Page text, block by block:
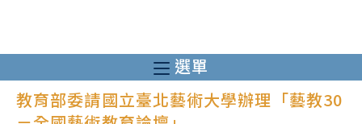
至
主
要
選單
教育部委請國立臺北藝術大學辦理「藝教30